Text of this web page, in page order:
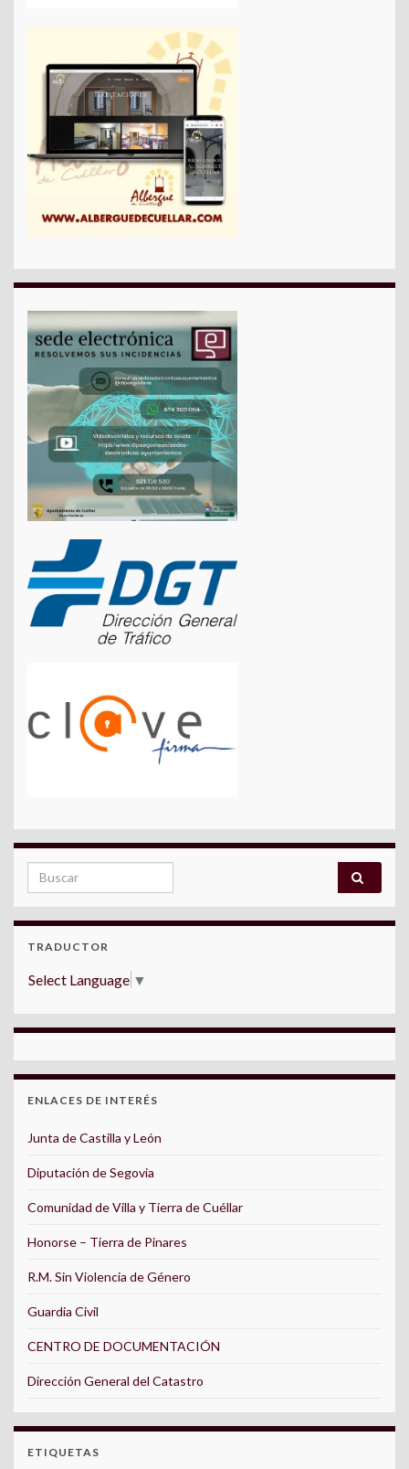
Search for:
TRADUCTOR
Select Language ▼
ENLACES DE INTERÉS
Junta de Castilla y León
Diputación de Segovia
Comunidad de Villa y Tierra de Cuéllar
Honorse – Tierra de Pinares
R.M. Sin Violencia de Género
Guardia Civil
CENTRO DE DOCUMENTACIÓN
Dirección General del Catastro
ETIQUETAS